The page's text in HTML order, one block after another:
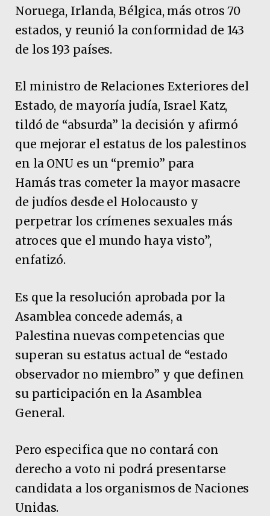
Noruega, Irlanda, Bélgica, más otros 70
estados, y reunió la conformidad de 143
de los 193 países.
El ministro de Relaciones Exteriores del
Estado, de mayoría judía, Israel Katz,
tildó de “absurda” la decisión y afirmó
que mejorar el estatus de los palestinos
en la ONU es un “premio” para
Hamás tras cometer la mayor masacre
de judíos desde el Holocausto y
perpetrar los crímenes sexuales más
atroces que el mundo haya visto”,
enfatizó.
Es que la resolución aprobada por la
Asamblea concede además, a
Palestina nuevas competencias que
superan su estatus actual de “estado
observador no miembro” y que definen
su participación en la Asamblea
General.
Pero especifica que no contará con
derecho a voto ni podrá presentarse
candidata a los organismos de Naciones
Unidas.